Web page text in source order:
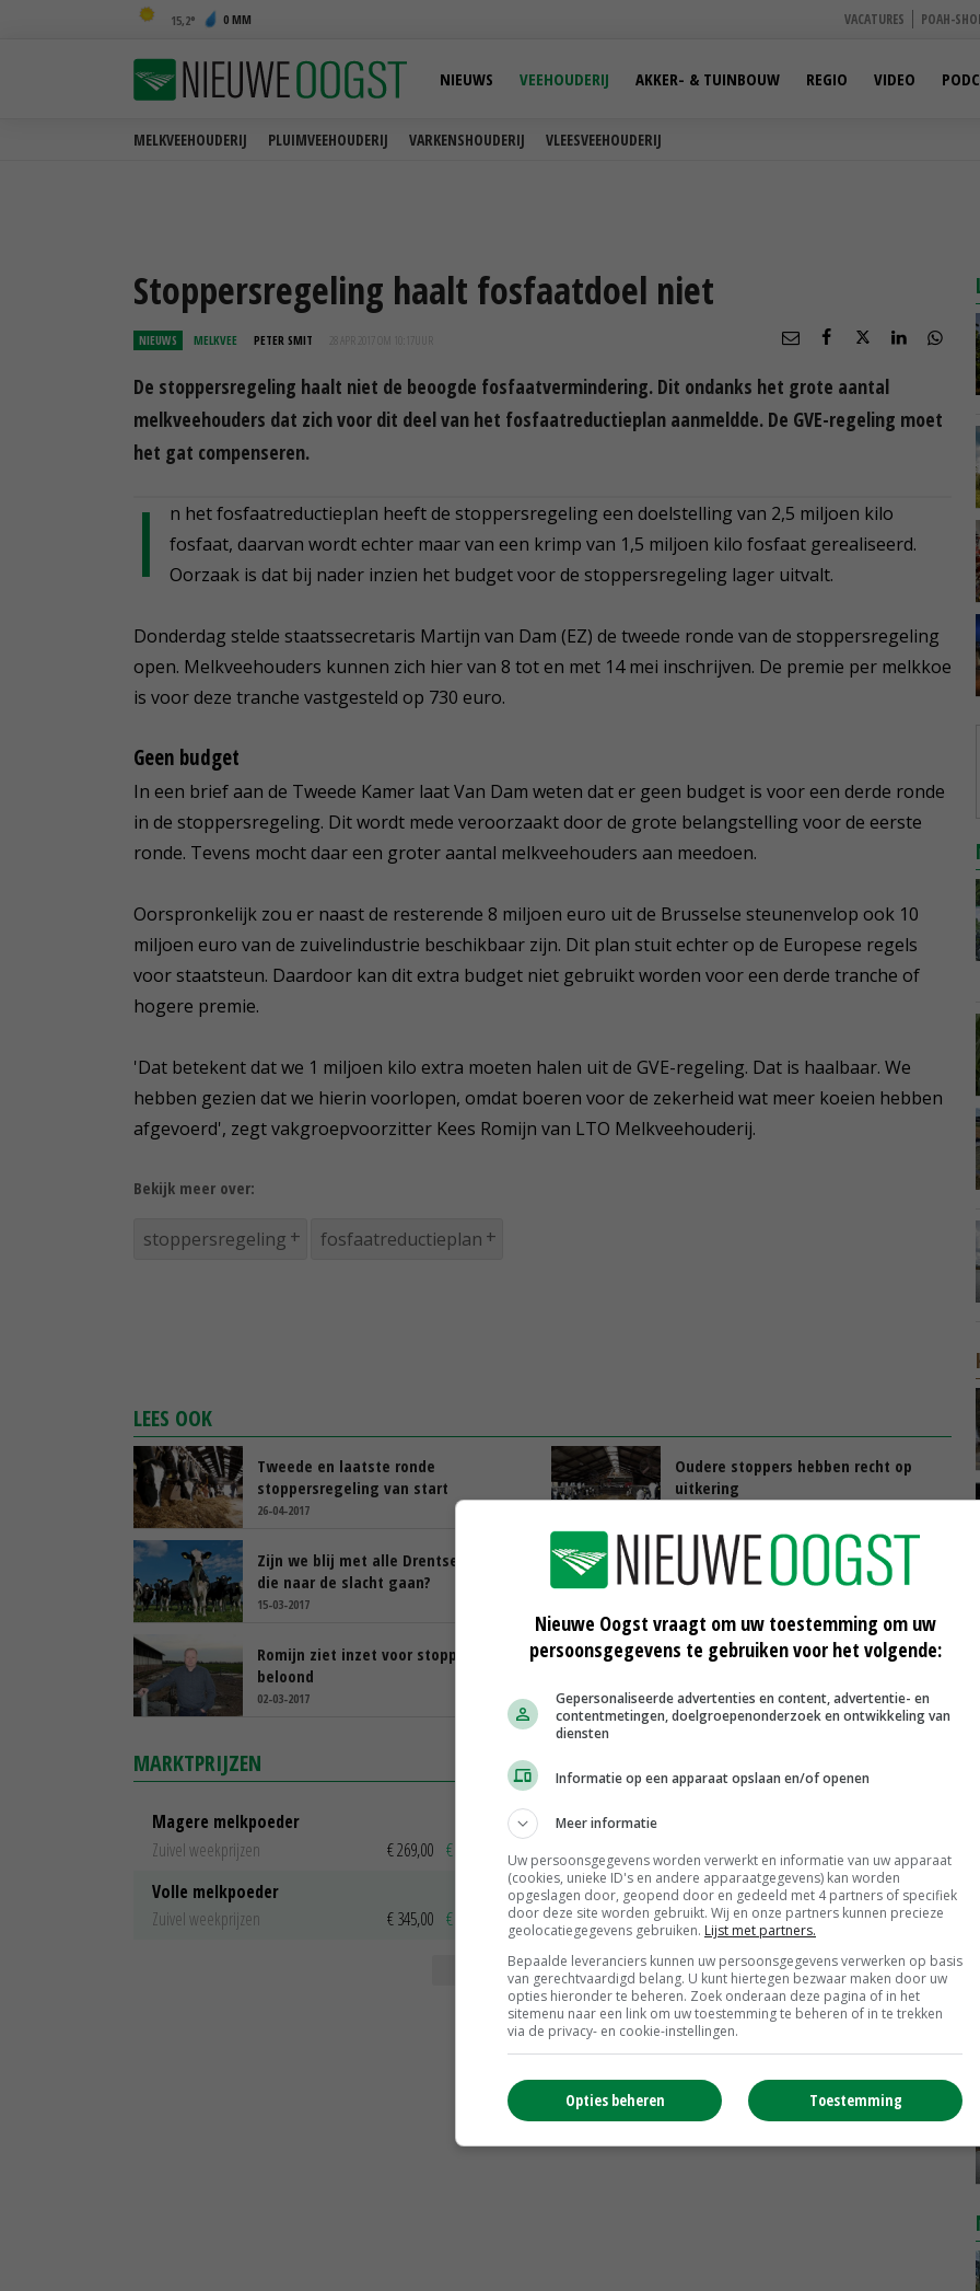
15,2 0 MM VACATURES POAH-
MELKVEEHOUDERIJ PLUIMVEEHOUDERIJ VARKENSHOUDERIJ VLEESVEEHOUDERIJ
NIEUWS VEEHOUDERIJ AKKER- & TUINBOUW REGIO VIDEO
Stoppersregeling haalt fosfaatdoel niet
NIEUWS MELKVEE PETER SMIT 28 APR 2017 OM 10:17
De stoppersregeling haalt niet de beoogde fosfaatvermindering. Dit ondanks het grote aantal
melkveehouders dat zich voor dit deel van het fosfaatreductieplan aanmeldde. De GVE-regeling moet
het gat compenseren.
I
n het fosfaatreductieplan heeft de stoppersregeling een doelstelling van 2,5 miljoen kilo
fosfaat, daarvan wordt echter maar van een krimp van 1,5 miljoen kilo fosfaat gerealiseerd.
Oorzaak is dat bij nader inzien het budget voor de stoppersregeling lager uitvalt.
Donderdag stelde staatssecretaris Martijn van Dam (EZ) de tweede ronde van de stoppersregeling
open. Melkveehouders kunnen zich hier van 8 tot en met 14 mei inschrijven. De premie per melkkoe
is voor deze tranche vastgesteld op 730 euro.
Geen budget
In een brief aan de Tweede Kamer laat Van Dam weten dat er geen budget is voor een derde ronde
in de stoppersregeling. Dit wordt mede veroorzaakt door de grote belangstelling voor de eerste
ronde. Tevens mocht daar een groter aantal melkveehouders aan meedoen.
Oorspronkelijk zou er naast de resterende 8 miljoen euro uit de Brusselse steunenvelop ook 10
miljoen euro van de zuivelindustrie beschikbaar zijn. Dit plan stuit echter op de Europese regels
voor staatsteun. Daardoor kan dit extra budget niet gebruikt worden voor een derde tranche of
hogere premie.
'Dat betekent dat we 1 miljoen kilo extra moeten halen uit de GVE-regeling. Dat is haalbaar. We
hebben gezien dat we hierin voorlopen, omdat boeren voor de zekerheid wat meer koeien hebben
afgevoerd', zegt vakgroepvoorzitter Kees Romijn van LTO Melkveehouderij.
Bekijk meer over:
stoppersregeling fosfaatreductieplan
LEES OOK
Tweede en laatste ronde
stoppersregeling van start
26-04-2017
Oudere stoppers hebben recht op
uitkering
Zijn we blij met alle Drentse koeien
die naar de slacht gaan?
15-03-2017
DLV Advies: 'Wees stoppershoos
voor'
Romijn ziet inzet voor stoppers
beloond
02-03-2017
'Stoppersregeling zakelijk of
25-02-2017
MARKTPRIJZEN
Magere melkpoeder
Zuivel weekprijzen
€ 269,00 € 7,00
Volle melkpoeder
Zuivel weekprijzen
€ 345,00 € 20,00
Weipoeder
€ 134,00
Boeren Gouda 12 kg
Boerenkaas
€ 6,05 € 0,00
MEER MARKTPRIJZEN
Nieuwe Oogst vraagt om uw toestemming om uw
persoonsgegevens te gebruiken voor het volgende:
Gepersonaliseerde advertenties en content, advertentie- en
contentmetingen, doelgroepenonderzoek en ontwikkeling van
diensten
Informatie op een apparaat opslaan en/of openen
Meer informatie
Uw persoonsgegevens worden verwerkt en informatie van uw apparaat
(cookies, unieke ID's en andere apparaatgegevens) kan worden
opgeslagen door, geopend door en gedeeld met 4 partners of specifiek
door deze site worden gebruikt. Wij en onze partners kunnen precieze
geolocatiegegevens gebruiken. Lijst met partners.
Bepaalde leveranciers kunnen uw persoonsgegevens verwerken op basis
van gerechtvaardigd belang. U kunt hiertegen bezwaar maken door uw
opties hieronder te beheren. Zoek onderaan deze pagina of in het
sitemenu naar een link om uw toestemming te beheren of in te trekken
via de privacy- en cookie-instellingen.
Toestemming
Opties beheren